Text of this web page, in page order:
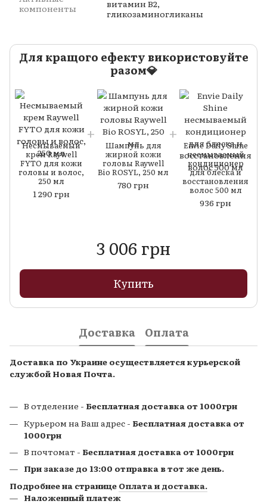
компоненты
витамин B2,
гликозаминогликаны
Для кращого ефекту використовуйте
разом💎
Несмываемый
крем Raywell
FYTO для кожи
головы и волос,
250 мл
1 290 грн
Шампунь для
жирной кожи
головы Raywell
Bio ROSYL, 250 мл
780 грн
Envie Daily Shine
несмываемый
кондиционер
для блеска и
восстановления
волос 500 мл
936 грн
3 006 грн
Купить
Доставка Оплата
Доставка по Украине осуществляется курьерской
службой Новая Почта.
В отделение - Бесплатная доставка от 1000грн
Курьером на Ваш адрес - Бесплатная доставка от
1000грн
В почтомат - Бесплатная доставка от 1000грн
При заказе до 13:00 отправка в тот же день.
Подробнее на странице Оплата и доставка.
Наложенный платеж